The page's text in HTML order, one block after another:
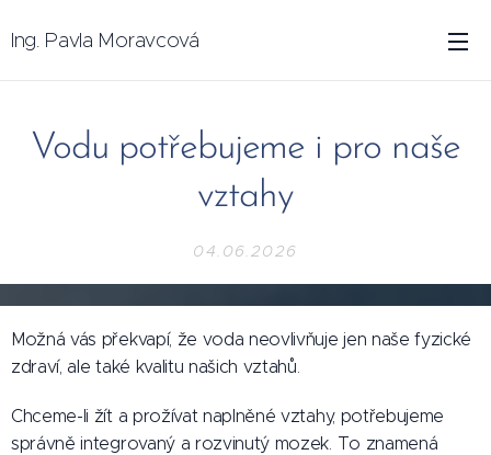
Ing. Pavla Moravcová
Vodu potřebujeme i pro naše
vztahy
04.06.2026
Možná vás překvapí, že voda neovlivňuje jen naše fyzické
zdraví, ale také kvalitu našich vztahů.
Chceme-li žít a prožívat naplněné vztahy, potřebujeme
správně integrovaný a rozvinutý mozek. To znamená